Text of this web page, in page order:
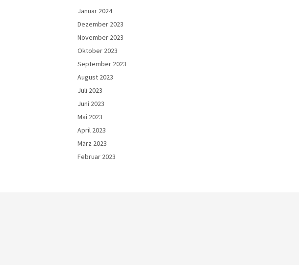
Januar 2024
Dezember 2023
November 2023
Oktober 2023
September 2023
August 2023
Juli 2023
Juni 2023
Mai 2023
April 2023
März 2023
Februar 2023